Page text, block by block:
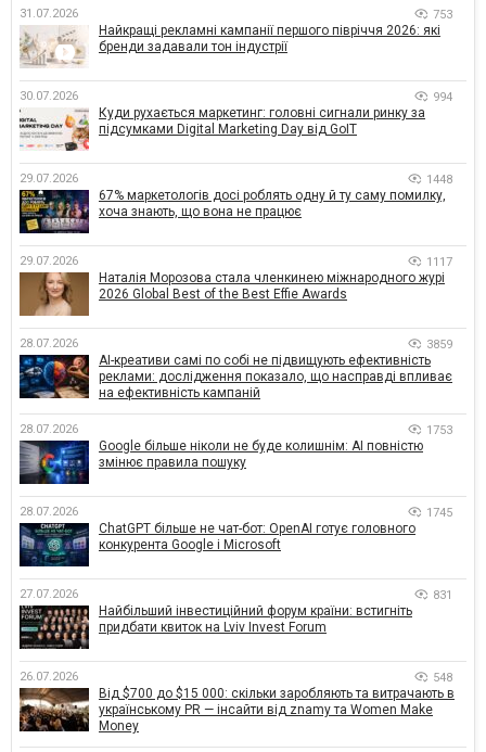
31.07.2026 753
Найкращі рекламні кампанії першого півріччя 2026: які
бренди задавали тон індустрії
30.07.2026 994
Куди рухається маркетинг: головні сигнали ринку за
підсумками Digital Marketing Day від GoIT
29.07.2026 1448
67% маркетологів досі роблять одну й ту саму помилку,
хоча знають, що вона не працює
29.07.2026 1117
Наталія Морозова стала членкинею міжнародного журі
2026 Global Best of the Best Effie Awards
28.07.2026 3859
AI-креативи самі по собі не підвищують ефективність
реклами: дослідження показало, що насправді впливає
на ефективність кампаній
28.07.2026 1753
Google більше ніколи не буде колишнім: AI повністю
змінює правила пошуку
28.07.2026 1745
ChatGPT більше не чат-бот: OpenAI готує головного
конкурента Google і Microsoft
27.07.2026 831
Найбільший інвестиційний форум країни: встигніть
придбати квиток на Lviv Invest Forum
26.07.2026 548
Від $700 до $15 000: скільки заробляють та витрачають в
українському PR — інсайти від znamy та Women Make
Money